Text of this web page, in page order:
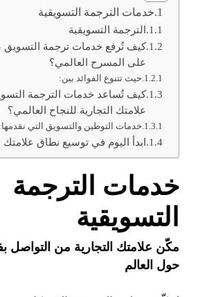
خدمات الترجمة التسويقية
الترجمة التسويقية
كيف تُرفع خدمات ترجمة التسويق
على المسرح العالمي؟
حيث تتنوع الفوائد بين:
كيف تُساعد خدمات الترجمة
علامتك التجارية للنجاح العالمي؟
خدمات التوطين والتسويق التي نقدمها:
ابدأ اليوم في توسيع نطاق علامتك
خدمات الترجمة
التسويقية
مكّن علامتك التجارية من التواصل
حول العالم